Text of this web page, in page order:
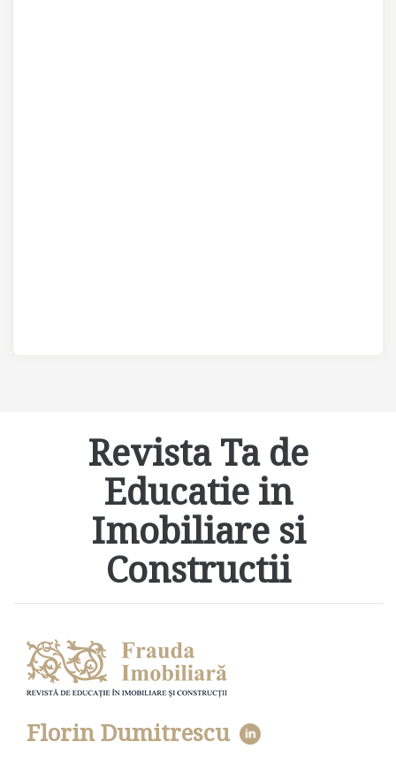
Revista Ta de
Educatie in
Imobiliare si
Constructii
Florin Dumitrescu